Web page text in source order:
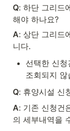
Q: 하단 그리드
해야 하나요?
A: 상단 그리드
니다.
선택한 신
조회되지 않
Q: 휴양시설 신
A: 기존 신청건
의 세부내역을